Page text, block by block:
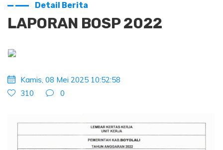
Detail Berita
LAPORAN BOSP 2022
Kamis, 08 Mei 2025 10:52:58
310
0